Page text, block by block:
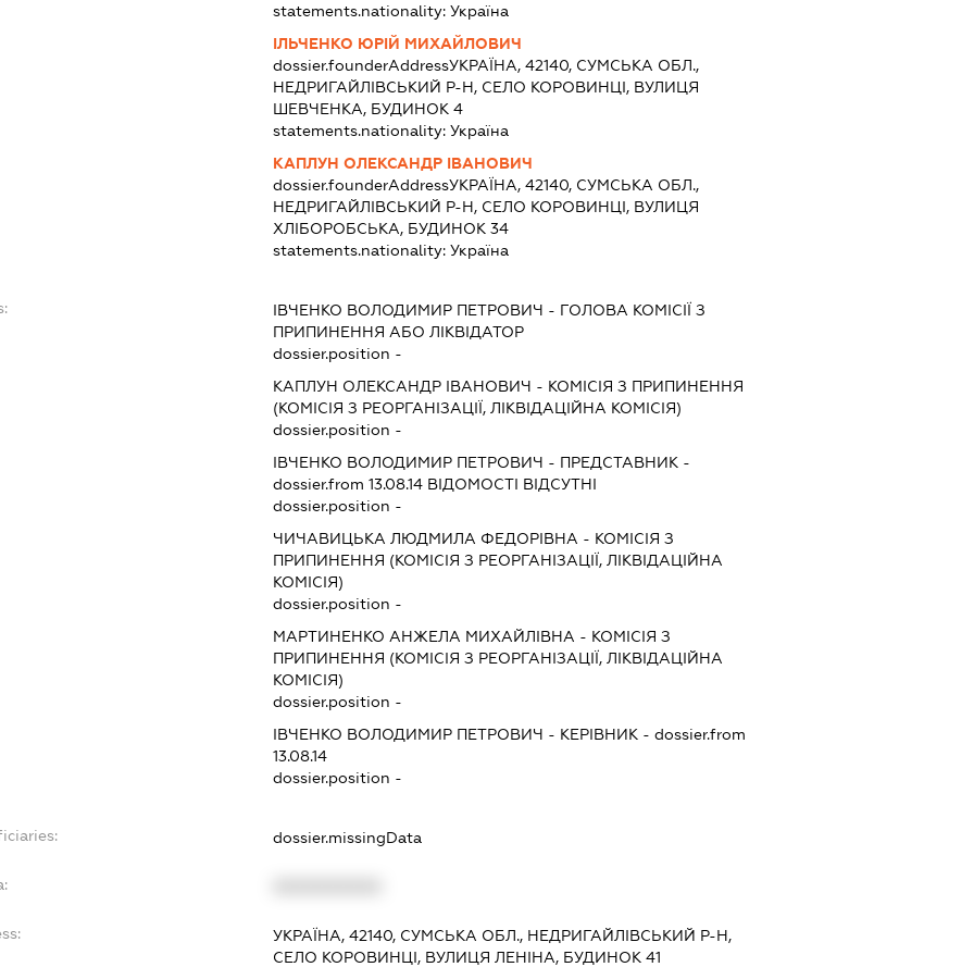
statements.nationality: Україна
ІЛЬЧЕНКО ЮРІЙ МИХАЙЛОВИЧ
dossier.founderAddressУКРАЇНА, 42140, СУМСЬКА ОБЛ.,
НЕДРИГАЙЛІВСЬКИЙ Р-Н, СЕЛО КОРОВИНЦІ, ВУЛИЦЯ
ШЕВЧЕНКА, БУДИНОК 4
statements.nationality: Україна
КАПЛУН ОЛЕКСАНДР ІВАНОВИЧ
dossier.founderAddressУКРАЇНА, 42140, СУМСЬКА ОБЛ.,
НЕДРИГАЙЛІВСЬКИЙ Р-Н, СЕЛО КОРОВИНЦІ, ВУЛИЦЯ
ХЛІБОРОБСЬКА, БУДИНОК 34
statements.nationality: Україна
ІВЧЕНКО ВОЛОДИМИР ПЕТРОВИЧ - ГОЛОВА КОМІСІЇ З
ПРИПИНЕННЯ АБО ЛІКВІДАТОР
dossier.position -
КАПЛУН ОЛЕКСАНДР ІВАНОВИЧ - КОМІСІЯ З ПРИПИНЕННЯ
(КОМІСІЯ З РЕОРГАНІЗАЦІЇ, ЛІКВІДАЦІЙНА КОМІСІЯ)
dossier.position -
ІВЧЕНКО ВОЛОДИМИР ПЕТРОВИЧ - ПРЕДСТАВНИК -
dossier.from 13.08.14ВІДОМОСТІ ВІДСУТНІ
dossier.position -
ЧИЧАВИЦЬКА ЛЮДМИЛА ФЕДОРІВНА - КОМІСІЯ З
ПРИПИНЕННЯ (КОМІСІЯ З РЕОРГАНІЗАЦІЇ, ЛІКВІДАЦІЙНА
КОМІСІЯ)
dossier.position -
МАРТИНЕНКО АНЖЕЛА МИХАЙЛІВНА - КОМІСІЯ З
ПРИПИНЕННЯ (КОМІСІЯ З РЕОРГАНІЗАЦІЇ, ЛІКВІДАЦІЙНА
КОМІСІЯ)
dossier.position -
ІВЧЕНКО ВОЛОДИМИР ПЕТРОВИЧ - КЕРІВНИК - dossier.from
13.08.14
dossier.position -
dossier.missingData
УКРАЇНА, 42140, СУМСЬКА ОБЛ., НЕДРИГАЙЛІВСЬКИЙ Р-Н,
СЕЛО КОРОВИНЦІ, ВУЛИЦЯ ЛЕНІНА, БУДИНОК 41